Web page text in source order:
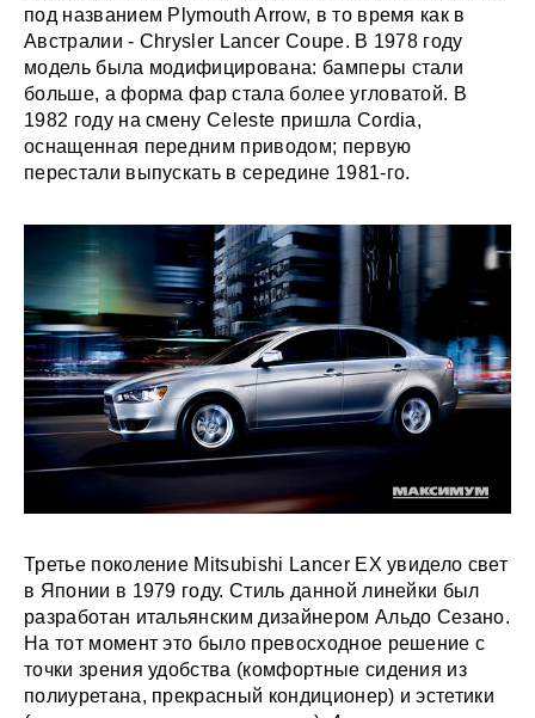
под названием Plymouth Arrow, в то время как в
Австралии - Chrysler Lancer Coupe. В 1978 году
модель была модифицирована: бамперы стали
больше, а форма фар стала более угловатой. В
1982 году на смену Celeste пришла Cordia,
оснащенная передним приводом; первую
перестали выпускать в середине 1981-го.
Третье поколение Mitsubishi Lancer EX увидело свет
в Японии в 1979 году. Стиль данной линейки был
разработан итальянским дизайнером Альдо Сезано.
На тот момент это было превосходное решение с
точки зрения удобства (комфортные сидения из
полиуретана, прекрасный кондиционер) и эстетики